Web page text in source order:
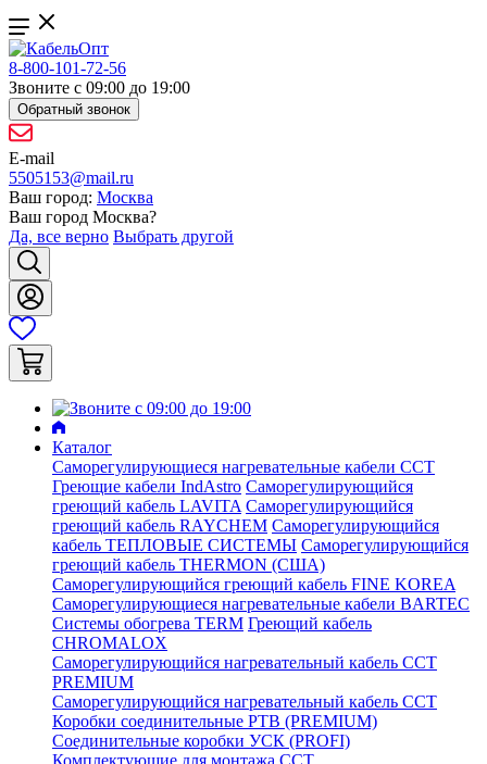
8-800-101-72-56
Звоните с 09:00 до 19:00
Обратный звонок
E-mail
5505153@mail.ru
Ваш город: Москва
Ваш город Москва?
Да, все верно Выбрать другой
Каталог
Саморегулирующиеся нагревательные кабели ССТ
Греющие кабели IndAstro Саморегулирующийся
греющий кабель LAVITA Саморегулирующийся
греющий кабель RAYCHEM Саморегулирующийся
кабель ТЕПЛОВЫЕ СИСТЕМЫ Саморегулирующийся
греющий кабель THERMON (США)
Саморегулирующийся греющий кабель FINE KOREA
Саморегулирующиеся нагревательные кабели BARTEC
Системы обогрева TERM Греющий кабель
CHROMALOX
Саморегулирующийся нагревательный кабель ССТ
PREMIUM
Саморегулирующийся нагревательный кабель ССТ
Коробки соединительные РТВ (PREMIUM)
Соединительные коробки УСК (PROFI)
Комплектующие для монтажа ССТ